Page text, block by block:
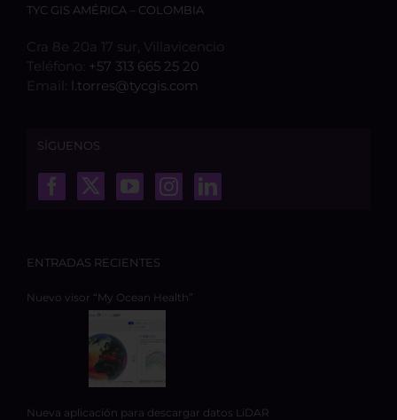
TYC GIS AMÉRICA – COLOMBIA
Cra 8e 20a 17 sur, Villavicencio
Teléfono: +57 313 665 25 20
Email: l.torres@tycgis.com
SÍGUENOS
ENTRADAS RECIENTES
Nuevo visor “My Ocean Health”
Nueva aplicación para descargar datos LiDAR